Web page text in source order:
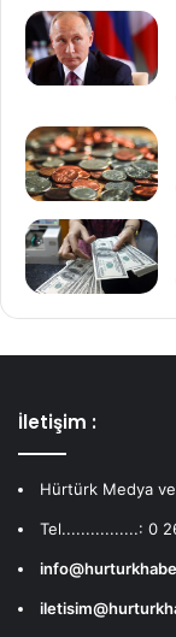
İletişim :
Hürtürk Medya
Tel................: 0